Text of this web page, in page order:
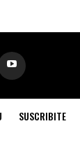
SUSCRIBITE